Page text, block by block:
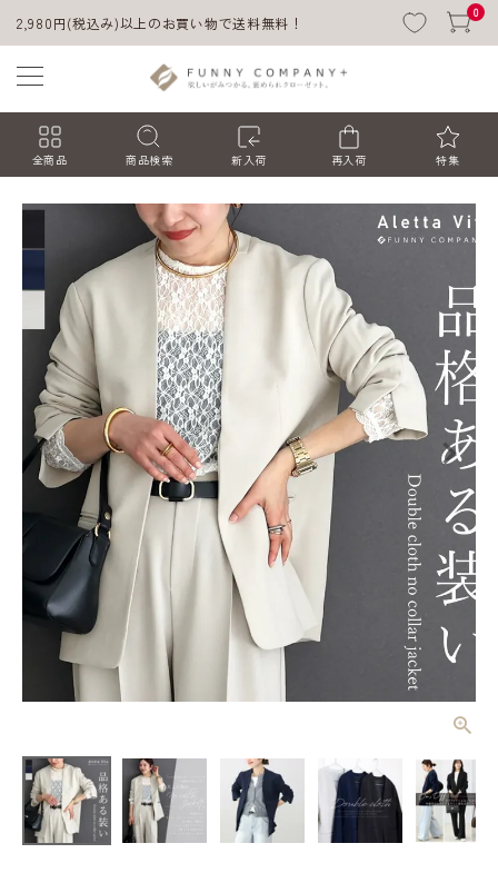
2,980円(税込み)以上のお買い物で送料無料！
0
全商品 商品検索 新入荷 再入荷 特集
ACCOUNT MENU
ようこそ ゲスト 様
ログイン 会員登録
ダブルクロス
ノーカラージ
可】